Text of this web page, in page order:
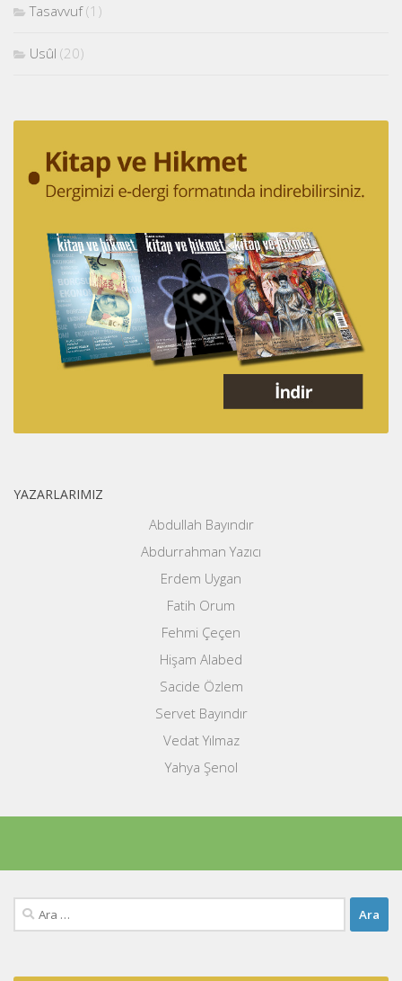
Tasavvuf(1)
Usûl (20)
YAZARLARIMIZ
Abdullah Bayındır
Abdurrahman Yazıcı
Erdem Uygan
Fatih Orum
Fehmi Çeçen
Hişam Alabed
Sacide Özlem
Servet Bayındır
Vedat Yılmaz
Yahya Şenol
Arama: